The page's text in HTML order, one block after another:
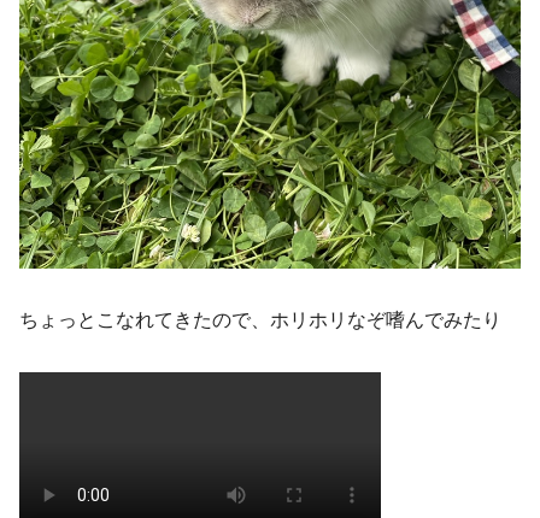
ちょっとこなれてきたので、ホリホリなぞ嗜んでみたり